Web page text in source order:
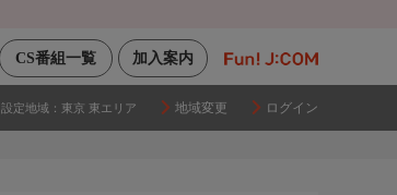
加入案内
CS番組一覧
設定地域： 東京 東エリア 地域変更 ログイン